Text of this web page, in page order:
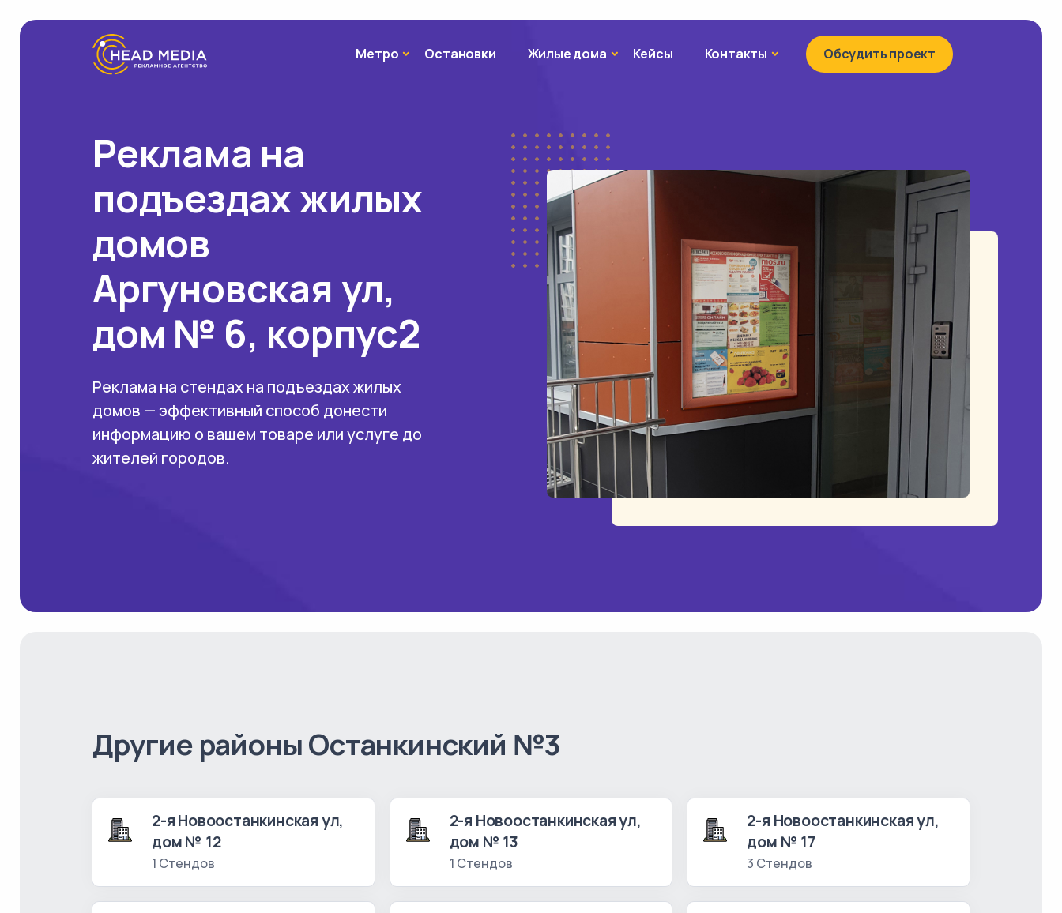
МетроМетроОстановки Жилые домаЖилые дома
Кейсы Контакты КонтактыОбсудить проект
Реклама на
подъездах жилых
домов
Аргуновская ул,
дом № 6, корпус2
Реклама на стендах на подъездах жилых
домов — эффективный способ донести
информацию о вашем товаре или услуге до
жителей городов.
Другие районы Останкинский №3
2-я Новоостанкинская ул,
дом № 12
1 Стендов
2-я Новоостанкинская ул,
дом № 13
1 Стендов
2-я Новоостанкинская ул,
дом № 17
3 Стендов